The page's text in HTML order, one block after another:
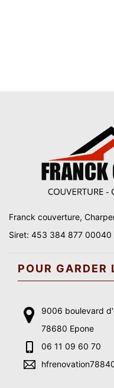
Franck couverture,
Siret: 453 384 877 00040
POUR GARDER
9006 boulevard
78680 Epone
06 11 09 60 70